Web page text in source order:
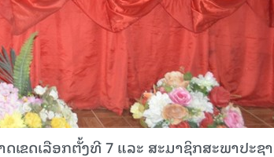
ເຂດເລືອກຕັ້ງທີ 7 ແລະ ສະມາຊິກສະພາປະຊ